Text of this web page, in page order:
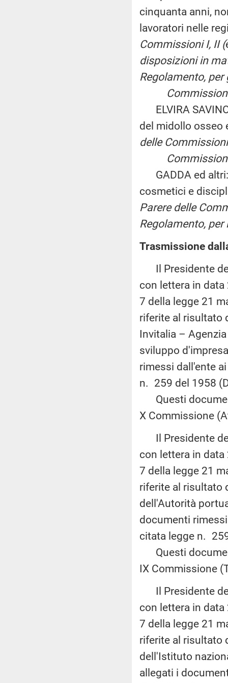
cinquanta anni,
lavoratori nelle
Commissioni I, II (
disposizioni in
Regolamento,
Commissioni
ELVIRA
del midollo osseo
delle
Commissioni
GADDA ed altri:
cosmetici e
Parere delle
Regolamento, per
Trasmissione
Il Presidente
con lettera in
7 della legge 21
riferite al risultato
Invitalia –
sviluppo
rimessi dall'ente
n. 259 del 1958
Questi
X Commissione
Il Presidente
con lettera in
7 della legge 21
riferite al risultato
dell'Autorità
documenti
citata legge n.
Questi
IX Commissione
Il Presidente
con lettera in
7 della legge 21
riferite al risultato
dell'Istituto
allegati i